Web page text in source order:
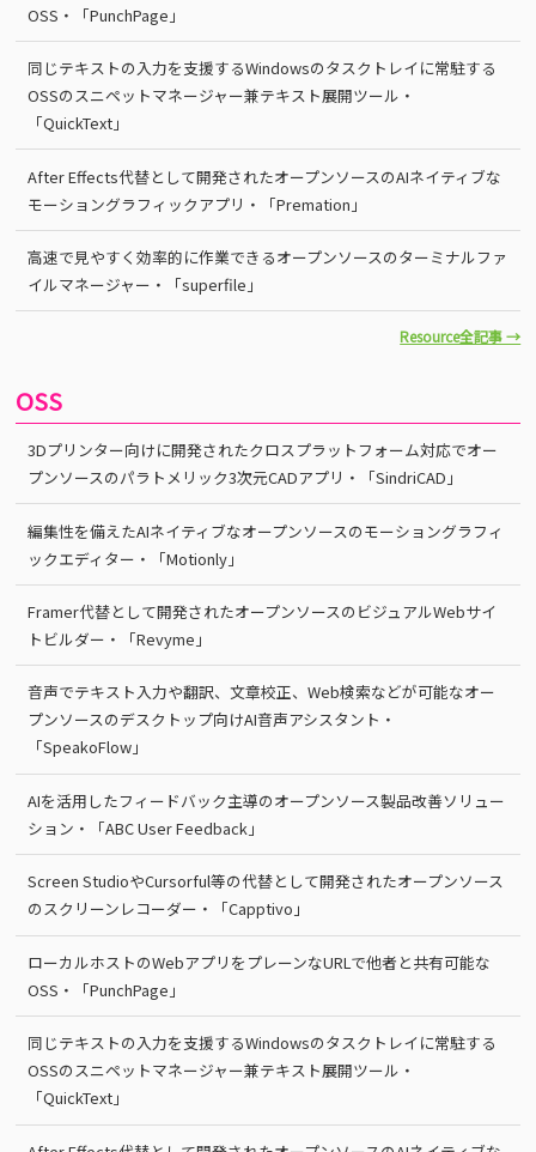
OSS・「PunchPage」
同じテキストの入力を支援するWindowsのタスクトレイに常駐する
OSSのスニペットマネージャー兼テキスト展開ツール・
「QuickText」
After Effects代替として開発されたオープンソースのAIネイティブな
モーショングラフィックアプリ・「Premation」
高速で見やすく効率的に作業できるオープンソースのターミナルファ
イルマネージャー・「superfile」
Resource全記事 →
OSS
3Dプリンター向けに開発されたクロスプラットフォーム対応でオー
プンソースのパラトメリック3次元CADアプリ・「SindriCAD」
編集性を備えたAIネイティブなオープンソースのモーショングラフィ
ックエディター・「Motionly」
Framer代替として開発されたオープンソースのビジュアルWebサイ
トビルダー・「Revyme」
音声でテキスト入力や翻訳、文章校正、Web検索などが可能なオー
プンソースのデスクトップ向けAI音声アシスタント・
「SpeakoFlow」
AIを活用したフィードバック主導のオープンソース製品改善ソリュー
ション・「ABC User Feedback」
Screen StudioやCursorful等の代替として開発されたオープンソース
のスクリーンレコーダー・「Capptivo」
ローカルホストのWebアプリをプレーンなURLで他者と共有可能な
OSS・「PunchPage」
同じテキストの入力を支援するWindowsのタスクトレイに常駐する
OSSのスニペットマネージャー兼テキスト展開ツール・
「QuickText」